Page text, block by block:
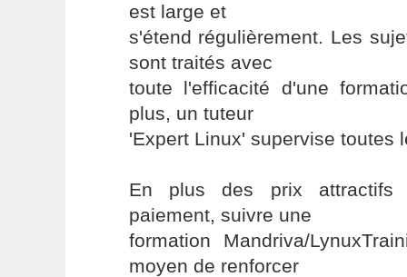
est large et
s'étend régulièrement. Les
sont traités avec
toute l'efficacité d'une
plus, un tuteur
'Expert Linux' supervise toutes
En plus des prix
paiement, suivre une
formation Mandriva/
moyen de renforcer